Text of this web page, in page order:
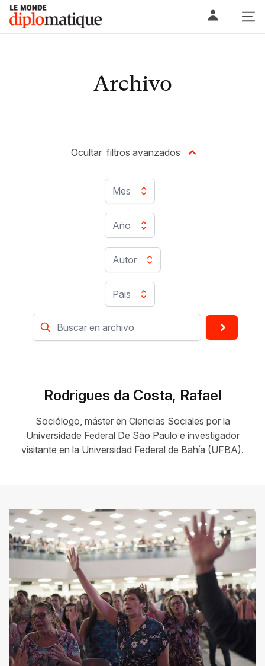
Skip
content
Le monde diplomatique
Archivo
Mes
Año
Autor
Pais
Ocultar filtros avanzados
Rodrigues da Costa, Rafael
Sociólogo, máster en Ciencias Sociales por la
Universidade Federal De São Paulo e investigador
visitante en la Universidad Federal de Bahía (UFBA).